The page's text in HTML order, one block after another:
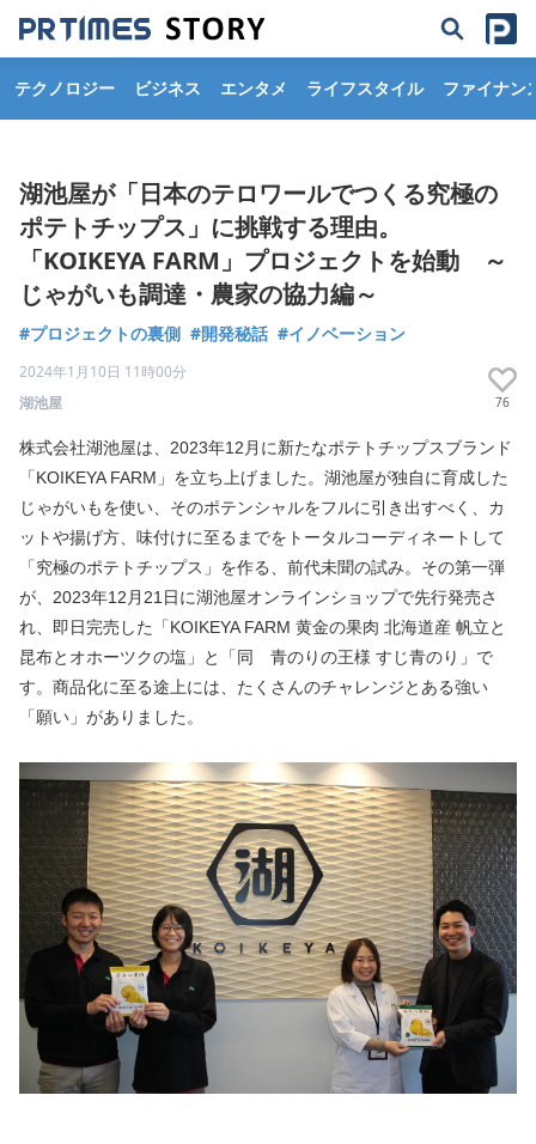
テクノロジー ビジネス エンタメ ライフスタイル ファイナン
湖池屋が「日本のテロワールでつくる究極の
ポテトチップス」に挑戦する理由。
「KOIKEYA FARM」プロジェクトを始動 ～
じゃがいも調達・農家の協力編～
#プロジェクトの裏側 #開発秘話 #イノベーション
2024年1月10日 11時00分
湖池屋
76
株式会社湖池屋は、2023年12月に新たなポテトチップスブランド
「KOIKEYA FARM」を立ち上げました。湖池屋が独自に育成した
じゃがいもを使い、そのポテンシャルをフルに引き出すべく、カ
ットや揚げ方、味付けに至るまでをトータルコーディネートして
「究極のポテトチップス」を作る、前代未聞の試み。その第一弾
が、2023年12月21日に湖池屋オンラインショップで先行発売さ
れ、即日完売した「KOIKEYA FARM 黄金の果肉 北海道産 帆立と
昆布とオホーツクの塩」と「同　青のりの王様 すじ青のり」で
す。商品化に至る途上には、たくさんのチャレンジとある強い
「願い」がありました。